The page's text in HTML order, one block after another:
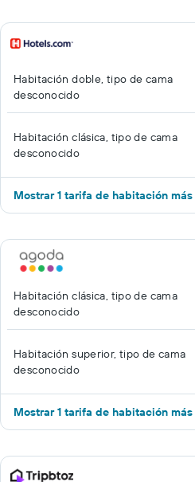
Habitación doble, tipo de cama
desconocido
Habitación clásica, tipo de cama
desconocido
Mostrar 1 tarifa de habitación más
Habitación clásica, tipo de cama
desconocido
Habitación superior, tipo de cama
desconocido
Mostrar 1 tarifa de habitación más